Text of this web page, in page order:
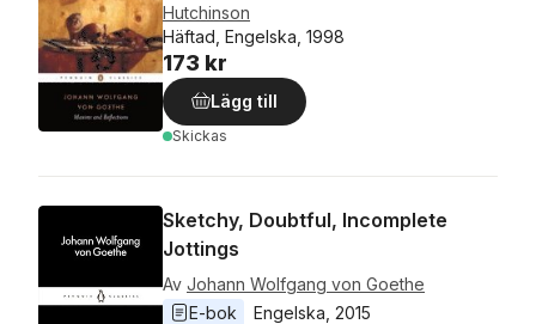
Hutchinson
Häftad, Engelska, 1998
173 kr
Lägg till
Skickas
Sketchy, Doubtful, Incomplete
Jottings
Av Johann Wolfgang von Goethe
E-bok
Engelska 2015